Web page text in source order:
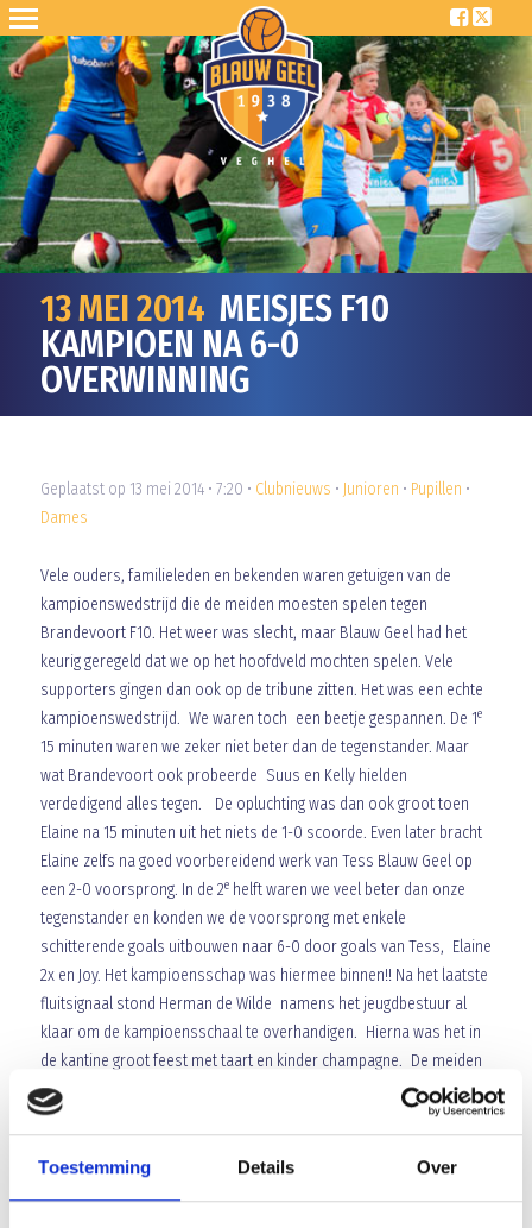
Toestemming Details Over
13 MEI 2014 MEISJES F10
KAMPIOEN NA 6-0
OVERWINNING
Geplaatst op 13 mei 2014 • 7:20 • Clubnieuws • Junioren • Pupillen •
Dames
Vele ouders, familieleden en bekenden waren getuigen van de
kampioenswedstrijd die de meiden moesten spelen tegen
Brandevoort F10. Het weer was slecht, maar Blauw Geel had het
keurig geregeld dat we op het hoofdveld mochten spelen. Vele
supporters gingen dan ook op de tribune zitten. Het was een echte
kampioenswedstrijd. We waren toch een beetje gespannen. De 1e
15 minuten waren we zeker niet beter dan de tegenstander. Maar
wat Brandevoort ook probeerde Suus en Kelly hielden
verdedigend alles tegen. De opluchting was dan ook groot toen
Elaine na 15 minuten uit het niets de 1-0 scoorde. Even later bracht
Elaine zelfs na goed voorbereidend werk van Tess Blauw Geel op
een 2-0 voorsprong. In de 2ehelft waren we veel beter dan onze
tegenstander en konden we de voorsprong met enkele
schitterende goals uitbouwen naar 6-0 door goals van Tess, Elaine
2x en Joy. Het kampioensschap was hiermee binnen!! Na het laatste
fluitsignaal stond Herman de Wilde namens het jeugdbestuur al
klaar om de kampioensschaal te overhandigen. Hierna was het in
de kantine groot feest met taart en kinder champagne. De meiden
en de begeleiding kunnen dan ook geweldig trots zijn op het
behaalde resultaat. Vele wedstrijden werden maar nipt gewonnen,
is maar weer eens gebleken.